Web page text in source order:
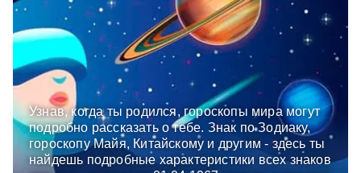
Узнав, когда ты родился, гороскопы мира могут
подробно рассказать о тебе. Знак по Зодиаку,
гороскопу Майя, Китайскому и другим - здесь ты
найдешь подробные характеристики всех знаков